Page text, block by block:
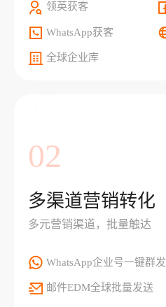
领英获客
WhatsApp获客
全球企业库
02
多渠道营销转化
多元营销渠道，批量触达
WhatsApp企业号一键群发
邮件EDM全球批量发送